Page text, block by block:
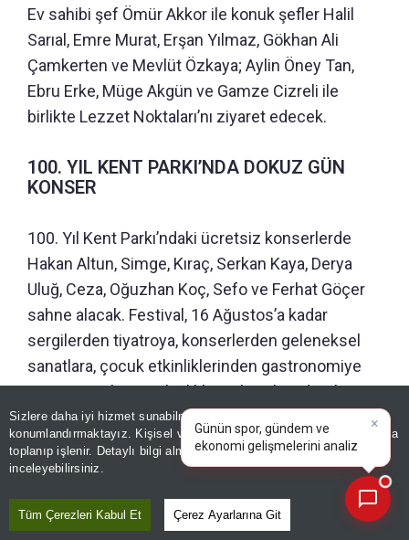
Sizlere daha iyi hizmet sunabilmek adına sitemizde
konumlandırmaktayız. Kişisel verileriniz, KVKK ve GDPR kapsamında
toplanıp işlenir. Detaylı bilgi almak içinAydınlatma Metnimizi
inceleyebilirsiniz.
Tüm Çerezleri Kabul Et Çerez Ayarlarına Git
Ev sahibi şef Ömür Akkor ile konuk şefler Halil
Sarıal, Emre Murat, Erşan Yılmaz, Gökhan Ali
Çamkerten ve Mevlüt Özkaya; Aylin Öney Tan,
Ebru Erke, Müge Akgün ve Gamze Cizreli ile
birlikte Lezzet Noktaları’nı ziyaret edecek.
100. YIL KENT PARKI’NDA DOKUZ GÜN
KONSER
100. Yıl Kent Parkı’ndaki ücretsiz konserlerde
Hakan Altun, Simge, Kıraç, Serkan Kaya, Derya
Uluğ, Ceza, Oğuzhan Koç, Sefo ve Ferhat Göçer
sahne alacak. Festival, 16 Ağustos’a kadar
sergilerden tiyatroya, konserlerden geleneksel
sanatlara, çocuk etkinliklerinden gastronomiye
uzanan yüzlerce etkinlikle Malatya’nın dört bir
yanında devam edecek.
Editör :ZEYNEP ERDİVANLI
×
Günün spor, gündem ve
ekonomi gelişmelerini analiz
edin!|